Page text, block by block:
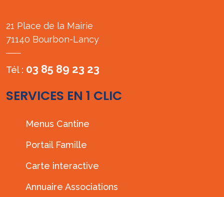
21 Place de la Mairie
71140 Bourbon-Lancy
Tél : 03 85 89 23 23
SERVICES EN 1 CLIC
Menus Cantine
Portail Famille
Carte interactive
Annuaire Associations